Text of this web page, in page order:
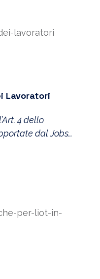
normative e
In caso di
Lavoratori
4 dello
dal Jobs
utilizzata dalle
of Things o
rappresentano
non possono